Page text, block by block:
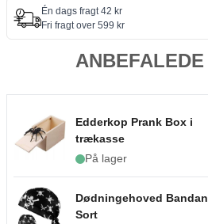
Én dags fragt 42 kr
Fri fragt over 599 kr
Edderkop Prank Box i
trækasse
På lager
Dødningehoved
Sort